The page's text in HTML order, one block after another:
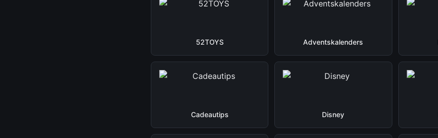
52TOYS Adventskalenders
Cadeautips Disney